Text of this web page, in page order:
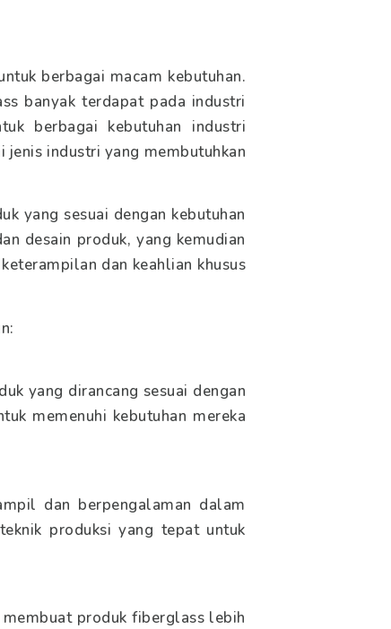
berbagai macam kebutuhan.
banyak terdapat pada industri
berbagai kebutuhan industri
industri yang membutuhkan
yang sesuai dengan kebutuhan
desain produk, yang kemudian
dan keahlian khusus
yang dirancang sesuai dengan
memenuhi kebutuhan mereka
dan berpengalaman dalam
produksi yang tepat untuk
produk fiberglass lebih